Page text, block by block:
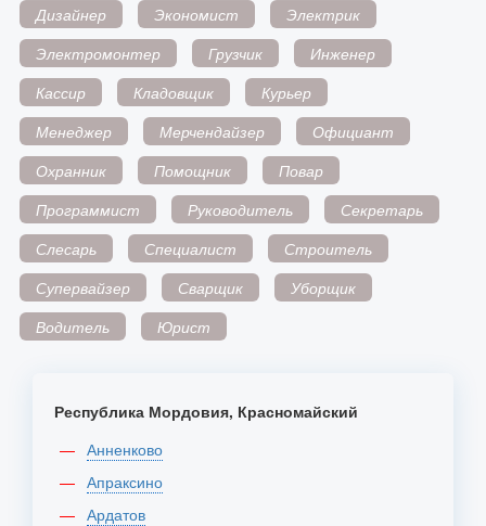
Дизайнер
Экономист
Электрик
Электромонтер
Грузчик
Инженер
Кассир
Кладовщик
Курьер
Менеджер
Мерчендайзер
Официант
Охранник
Помощник
Повар
Программист
Руководитель
Секретарь
Слесарь
Специалист
Строитель
Супервайзер
Сварщик
Уборщик
Водитель
Юрист
Республика Мордовия, Красномайский
Анненково
Апраксино
Ардатов